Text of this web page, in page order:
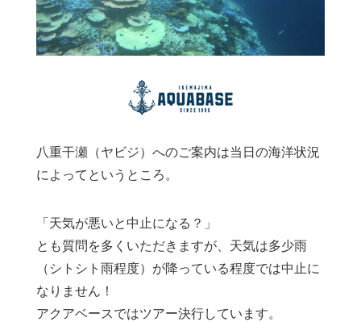
八重干瀬（ヤビジ）へのご案内は当日の海洋状況
によってというところ。
「天気が悪いと中止になる？」
とも質問を多くいただきますが、天気は多少雨
（シトシト雨程度）が降っている程度では中止に
なりません！
アクアベースではツアー決行しています。